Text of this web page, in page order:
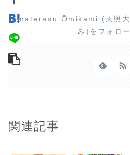
Amaterasu Ōmikami (天照大
み)をフォロ
関連記事